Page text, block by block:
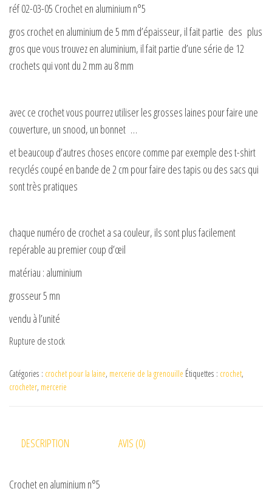
réf 02-03-05 Crochet en aluminium n°5
gros crochet en aluminium de 5 mm d’épaisseur, il fait partie des plus
gros que vous trouvez en aluminium, il fait partie d’une série de 12
crochets qui vont du 2 mm au 8 mm
avec ce crochet vous pourrez utiliser les grosses laines pour faire une
couverture, un snood, un bonnet …
et beaucoup d’autres choses encore comme par exemple des t-shirt
recyclés coupé en bande de 2 cm pour faire des tapis ou des sacs qui
sont très pratiques
chaque numéro de crochet a sa couleur, ils sont plus facilement
repérable au premier coup d’œil
matériau : aluminium
grosseur 5 mn
vendu à l’unité
Rupture de stock
Catégories : crochet pour la laine, mercerie de la grenouille Étiquettes : crochet,
crocheter, mercerie
DESCRIPTION AVIS (0)
Crochet en aluminium n°5